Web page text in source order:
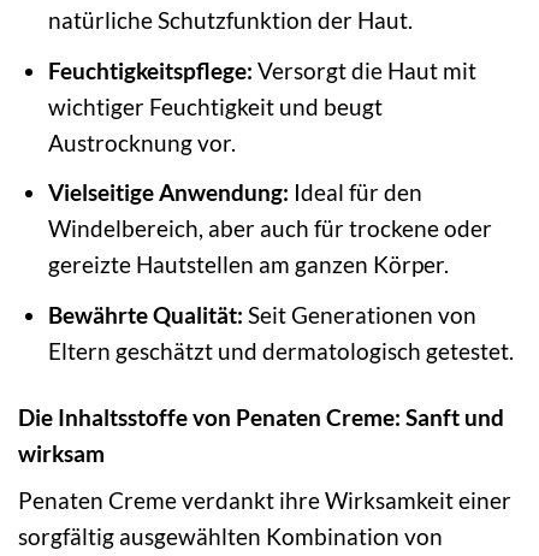
natürliche Schutzfunktion der Haut.
Feuchtigkeitspflege: Versorgt die Haut mit
wichtiger Feuchtigkeit und beugt
Austrocknung vor.
Vielseitige Anwendung: Ideal für den
Windelbereich, aber auch für trockene oder
gereizte Hautstellen am ganzen Körper.
Bewährte Qualität: Seit Generationen von
Eltern geschätzt und dermatologisch getestet.
Die Inhaltsstoffe von Penaten Creme: Sanft und
wirksam
Penaten Creme verdankt ihre Wirksamkeit einer
sorgfältig ausgewählten Kombination von